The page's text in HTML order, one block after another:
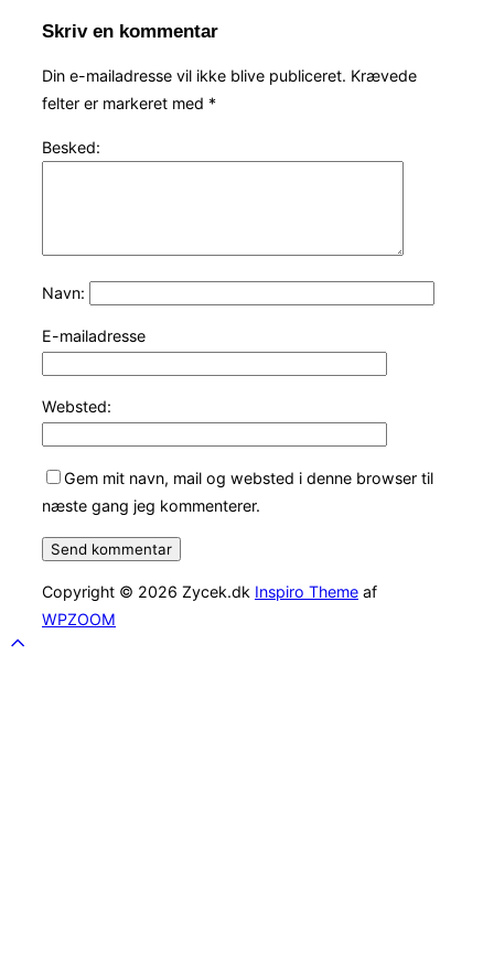
Skriv en kommentar
Din e-mailadresse vil ikke blive publiceret. Krævede
felter er markeret med *
Besked:
Navn:
E-mailadresse
Websted:
Gem mit navn, mail og websted i denne browser til
næste gang jeg kommenterer.
Copyright © 2026 Zycek.dk Inspiro Theme af
WPZOOM